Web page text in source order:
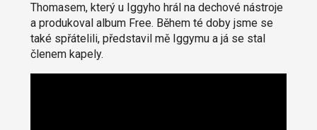
Thomasem, který u Iggyho hrál na dechové nástroje
a produkoval album Free. Během té doby jsme se
také spřátelili, představil mě Iggymu a já se stal
členem kapely.